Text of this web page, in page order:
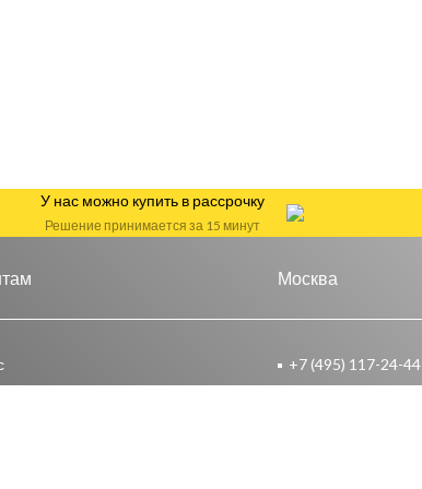
У нас можно купить в рассрочку
Решение принимается за 15 минут
Москва
+7 (495) 117-24-44